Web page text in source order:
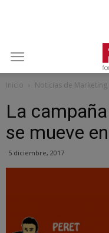
Inicio Noticias de Marketing
La
se mueve
5 diciembre, 2017